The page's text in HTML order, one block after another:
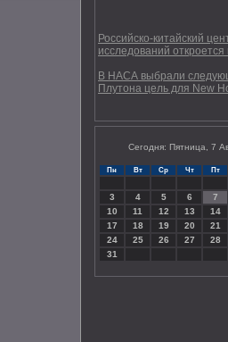
Российско-китайский
исследований
В НАСА выбрали
Плутона цель для New
Сегодня: Пятница, 7
Пн Вт Ср Чт Пт
3
4 5 6 7
10
11 12 13 14
17
18 19 20 21
24
25 26 27 28
31